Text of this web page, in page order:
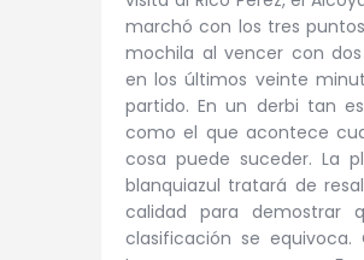
marchó con los tres
mochila al vencer con
en los últimos veinte
partido. En un derbi tan
como el que acontece
cosa puede suceder. La
blanquiazul tratará de
calidad para demostrar
clasificación se equivoca.